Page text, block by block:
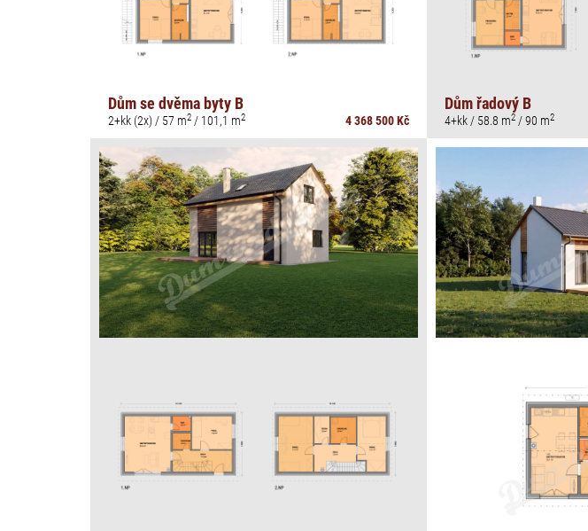
Dům se dvěma byty B
2+kk (2x) / 57 m2 / 101,1 m2 4 368 500 Kč
Dům řadový B
4+kk / 58.8 m2 / 90 m2